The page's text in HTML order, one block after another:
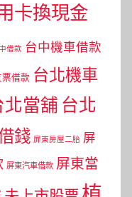
卡換現金
借款 台中機車借款
票借款 台北機車
北當舖 台北
錢 屏東房屋二胎 屏
屏東汽車借款 屏東當